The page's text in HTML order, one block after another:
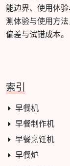
能边界、使用体
测体验与使用方
偏差与试错成本。
索引
早餐机
早餐制作机
早餐烹饪机
早餐炉